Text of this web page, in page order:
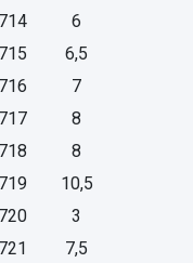
6
6,5
7
8
8
10,5
3
7,5